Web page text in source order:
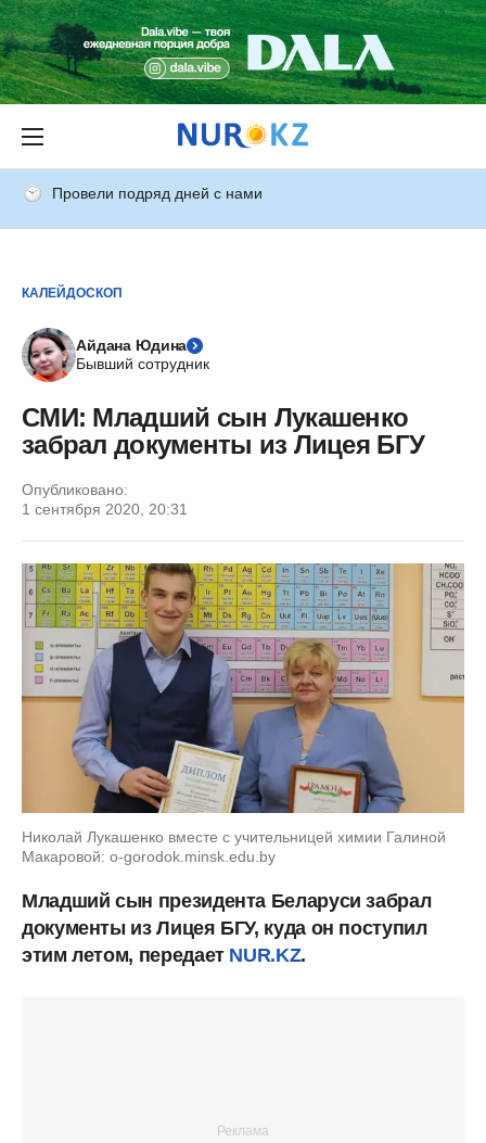
Провели подряд дней с нами
КАЛЕЙДОСКОП
Айдана Юдина
Бывший сотрудник
СМИ: Младший сын Лукашенко
забрал документы из Лицея БГУ
Опубликовано:
1 сентября 2020, 20:31
Николай Лукашенко вместе с учительницей химии Галиной
Макаровой: o-gorodok.minsk.edu.by
Младший сын президента Беларуси забрал
документы из Лицея БГУ, куда он поступил
этим летом, передает NUR.KZ.